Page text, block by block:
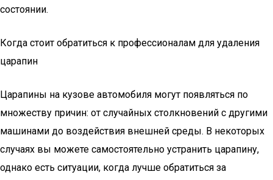
состоянии.
Когда стоит обратиться к профессионалам для удаления
царапин
Царапины на кузове автомобиля могут появляться по
множеству причин: от случайных столкновений с другими
машинами до воздействия внешней среды. В некоторых
случаях вы можете самостоятельно устранить царапину,
однако есть ситуации, когда лучше обратиться за